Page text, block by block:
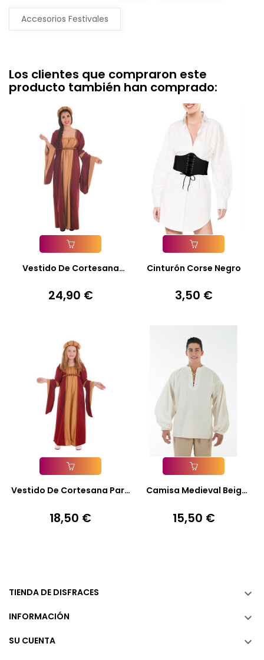
Accesorios Festivales
Los clientes que compraron este
producto también han comprado:
Añadir A La Cesta
Vestido De Cortesana
Precio
24,90 €
Añadir A La Cesta
Cinturón Corse Negro
Precio
3,50 €
Añadir A La Cesta
Vestido De Cortesana Para
Precio
18,50 €
Añadir A La Cesta
Camisa Medieval Beig
Precio
15,50 €
TIENDA DE DISFRACES 
INFORMACIÓN 
SU CUENTA 